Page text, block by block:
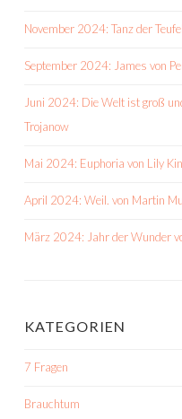
November 2024: Tanz der
September 2024: James von
Juni 2024: Die Welt ist groß
Trojanow
Mai 2024: Euphoria von Lily
April 2024: Weil. von Martin
März 2024: Jahr der Wunder
KATEGORIEN
7 Fragen
Brauchtum